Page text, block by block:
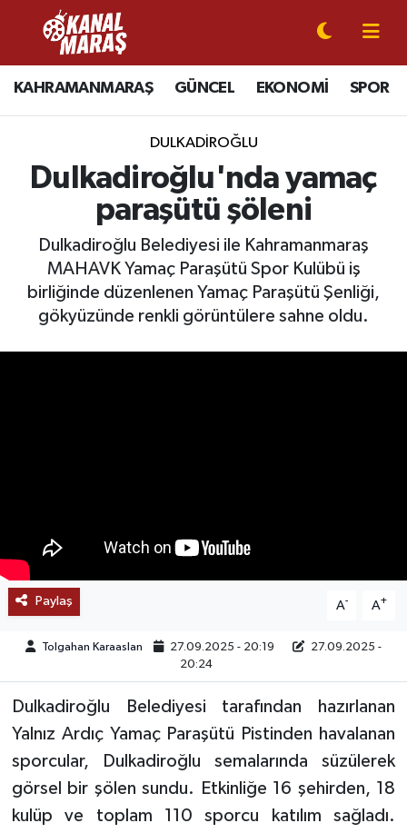
KAHRAMANMARAŞ GÜNCEL EKONOMİ SPOR
DULKADİROĞLU
Dulkadiroğlu'nda yamaç
paraşütü şöleni
Dulkadiroğlu Belediyesi ile Kahramanmaraş
MAHAVK Yamaç Paraşütü Spor Kulübü iş
birliğinde düzenlenen Yamaç Paraşütü Şenliği,
gökyüzünde renkli görüntülere sahne oldu.
Paylaş A- A+
Tolgahan Karaaslan 27.09.2025 - 20:19
27.09.2025 -
20:24
Dulkadiroğlu Belediyesi tarafından hazırlanan
Yalnız Ardıç Yamaç Paraşütü Pistinden havalanan
sporcular, Dulkadiroğlu semalarında süzülerek
görsel bir şölen sundu. Etkinliğe 16 şehirden, 18
kulüp ve toplam 110 sporcu katılım sağladı.
CANLI YAYIN
KAHRAMANMARAŞ
SİYASET
EKONOMİ
KEŞFET
TREND
MEDYA
OTOMOTİV
Kahramanmaraş Nöbetçi Eczaneler
Kahramanmaraş Hava Durumu
Kahramanmaraş Namaz Vakitleri
Kahramanmaraş Trafik Yoğunluk Haritası
Süper Lig Puan Durumu ve Fikstür
Tüm Manşetler